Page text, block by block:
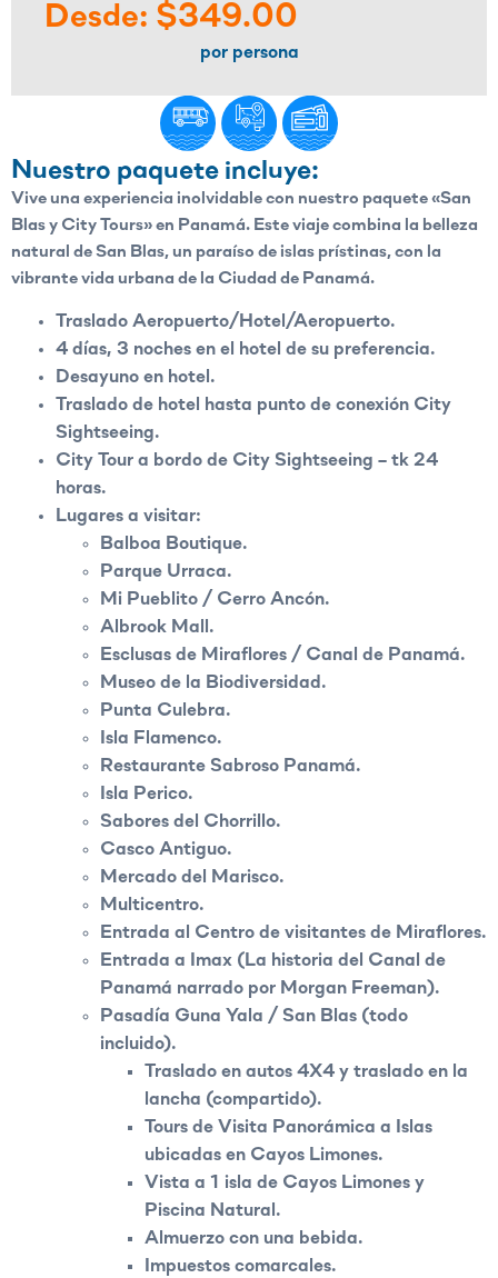
Desde: $349.00
por persona
Nuestro paquete incluye:
Vive una experiencia inolvidable con nuestro paquete «San
Blas y City Tours» en Panamá. Este viaje combina la belleza
natural de San Blas, un paraíso de islas prístinas, con la
vibrante vida urbana de la Ciudad de Panamá.
Traslado Aeropuerto/Hotel/Aeropuerto.
4 días, 3 noches en el hotel de su preferencia.
Desayuno en hotel.
Traslado de hotel hasta punto de conexión City
Sightseeing.
City Tour a bordo de City Sightseeing – tk 24
horas.
Lugares a visitar:
Balboa Boutique.
Parque Urraca.
Mi Pueblito / Cerro Ancón.
Albrook Mall.
Esclusas de Miraflores / Canal de Panamá.
Museo de la Biodiversidad.
Punta Culebra.
Isla Flamenco.
Restaurante Sabroso Panamá.
Isla Perico.
Sabores del Chorrillo.
Casco Antiguo.
Mercado del Marisco.
Multicentro.
Entrada al Centro de visitantes de Miraflores.
Entrada a Imax (La historia del Canal de
Panamá narrado por Morgan Freeman).
Pasadía Guna Yala / San Blas (todo
incluido).
Traslado en autos 4X4 y traslado en la
lancha (compartido).
Tours de Visita Panorámica a Islas
ubicadas en Cayos Limones.
Vista a 1 isla de Cayos Limones y
Piscina Natural.
Almuerzo con una bebida.
Impuestos comarcales.